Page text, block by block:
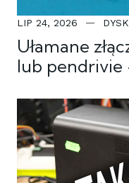
LIP 24, 2026
Ułamane
lub pendrivie